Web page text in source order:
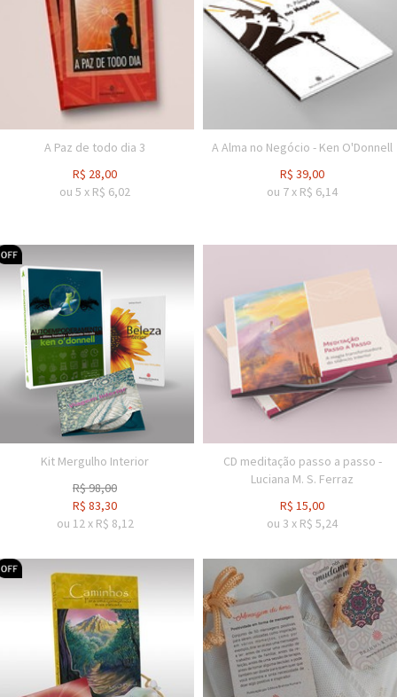
A Paz de todo dia 3
R$ 28,00
ou 5 x R$ 6,02
A Alma no Negócio - Ken O'Donnell
R$ 39,00
ou 7x R$ 6,14
Kit Mergulho Interior
R$98,00
R$ 83,30
ou 12x R$ 8,12
CD meditação passo a passo -
Luciana M. S. Ferraz
R$ 15,00
ou 3 x R$ 5,24